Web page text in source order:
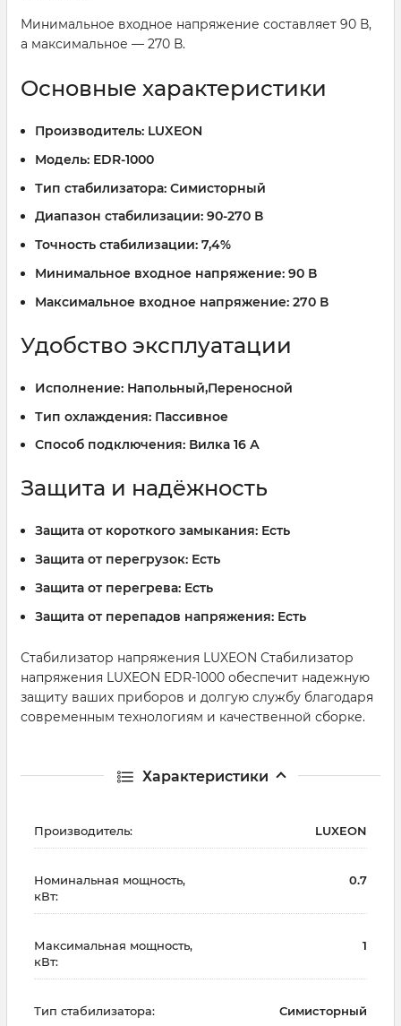
Минимальное входное напряжение составляет 90 В,
а максимальное — 270 В.
Основные характеристики
Производитель: LUXEON
Модель: EDR-1000
Тип стабилизатора: Симисторный
Диапазон стабилизации: 90-270 В
Точность стабилизации: 7,4%
Минимальное входное напряжение: 90 В
Максимальное входное напряжение: 270 В
Удобство эксплуатации
Исполнение: Напольный,Переносной
Тип охлаждения: Пассивное
Способ подключения: Вилка 16 А
Защита и надёжность
Защита от короткого замыкания: Есть
Защита от перегрузок: Есть
Защита от перегрева: Есть
Защита от перепадов напряжения: Есть
Стабилизатор напряжения LUXEON Стабилизатор
напряжения LUXEON EDR-1000 обеспечит надежную
защиту ваших приборов и долгую службу благодаря
современным технологиям и качественной сборке.
Характеристики
Производитель: LUXEON
Номинальная мощность,
кВт:
0.7
Максимальная мощность,
кВт:
1
Тип стабилизатора: Симисторный